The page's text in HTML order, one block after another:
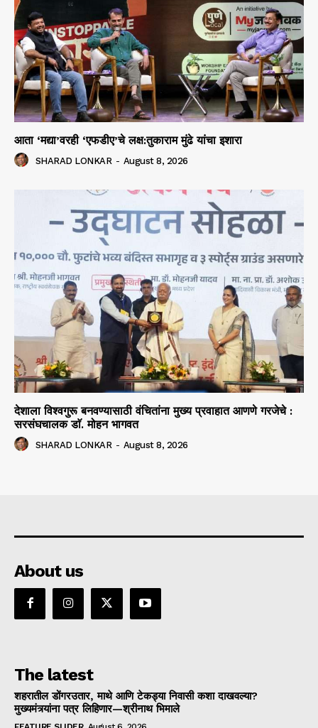
आता ‘मद्या’वरही ‘एफडीए’चे लक्ष:तुकाराम मुंढे यांचा इशारा
SHARAD LONKAR - August 8, 2026
देशाला विश्वगुरू बनवण्यासाठी वंचितांना मुख्य प्रवाहात आणणे गरजेचे :
सरसंघचालक डाॅ. मोहन भागवत
SHARAD LONKAR - August 8, 2026
About us
The latest
शहरातील डोंगरउतार, माथे आणि टेकड्या निवासी कशा दाखवल्या?
मुख्यमंत्र्यांना पत्र लिहिणार—श्रीनाथ भिमाले